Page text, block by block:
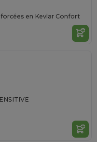
en Kevlar Confort